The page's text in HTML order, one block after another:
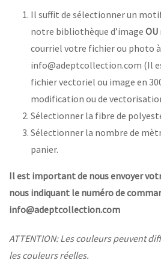
Il suffit de sélectionner un
notre bibliothèque d’image OU
courriel votre fichier ou photo à
info@adeptcollection.com (Il
fichier vectoriel ou image en
modification ou de
Sélectionner la fibre de
Sélectionner la nombre de
panier.
Il est important de nous envoyer
nous indiquant le numéro de
info@adeptcollection.com
ATTENTION: Les couleurs peuvent
les couleurs réelles.